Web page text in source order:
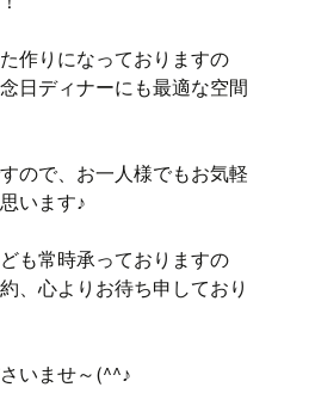
作りになっておりますの
日ディナーにも最適な空間
ので、お一人様でもお気軽
います♪
も常時承っておりますの
、心よりお待ち申しており
いませ～(^^♪